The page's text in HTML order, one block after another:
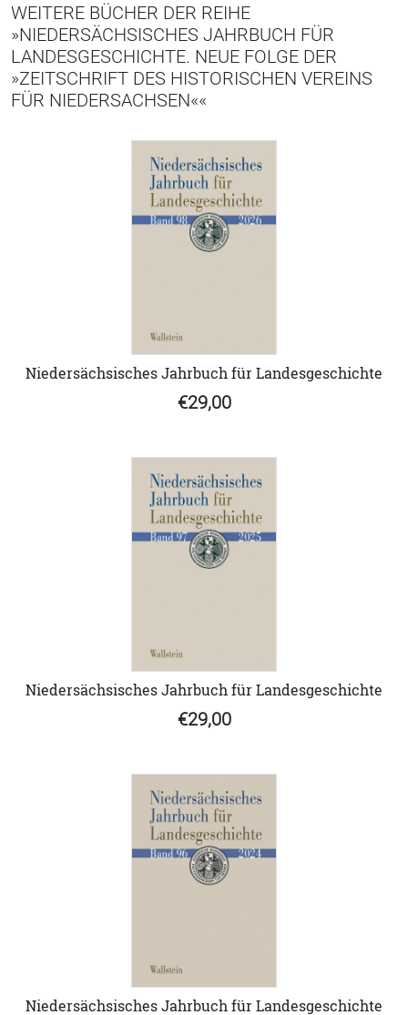
WEITERE BÜCHER DER REIHE
»NIEDERSÄCHSISCHES JAHRBUCH FÜR
LANDESGESCHICHTE. NEUE FOLGE DER
»ZEITSCHRIFT DES HISTORISCHEN VEREINS
FÜR NIEDERSACHSEN««
Niedersächsisches Jahrbuch für Landesgeschichte
€29,00
Niedersächsisches Jahrbuch für Landesgeschichte
€29,00
Niedersächsisches Jahrbuch für Landesgeschichte